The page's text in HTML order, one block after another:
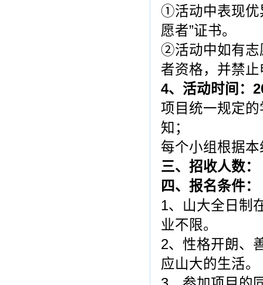
①活动中表现优
愿者”证书。
②活动中如有志
者资格，并禁
4、活动时间：
项目统一规定
知；
每个小组根据
三、招收人数：
四、报名条件：
1、山大全日制
业不限。
2、性格开朗、
应山大的生活。